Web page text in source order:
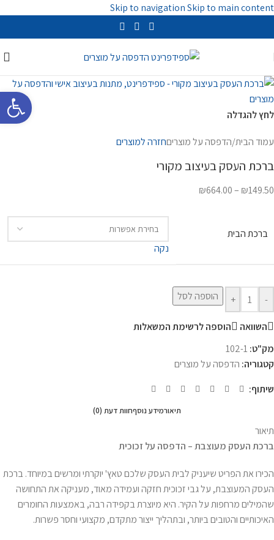
Skip to navigationSkip to main content
לחץ להגדלה
עמוד הבית/הדפסה על מוצריםחזרה למוצרים
ברכת העסק בעיצוב מקורי
₪149.50
–
₪664.00
ברכת הבית
נקה
-
+ הוספה לסל
השוואה
הוספה לרשימת המשאלות
מק"ט: 102-1
קטגוריה: הדפסה על מוצרים
שיתוף:
תיאורמידע נוסףחוות דעת (0)
תיאור
ברכת העסק מעוצבת – הדפסה על זכוכית
הכירו את הפריט שיעניק לבית העסק שלכם טאץ' יוקרתי ומרשים במיוחד. ברכת
העסק המעוצבת, על גבי זכוכית חזקה ועמידה מאוד, מעניקה את התחושה
שהמילים מרחפות על הקיר. היא מיוצרת בקפידה רבה, באמצעות החומרים
האיכותיים והטובים ביותר, ובתהליך ייצור מתקדם, מקצועי וחסר פשרות.
פתח